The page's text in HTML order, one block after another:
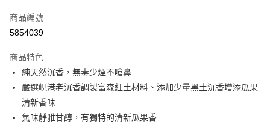
信用卡一次付款
超商取貨付款
Apple Pay
街口支付
悠遊付
商品編號
5854039
商品特色
純天然沉香，無毒少煙不嗆鼻
嚴選峴港老沉香調製富森紅土材料、添加少量黑土沉香增添瓜果
清新香味
氣味靜雅甘醇，有獨特的清新瓜果香